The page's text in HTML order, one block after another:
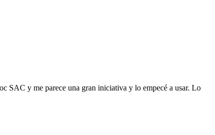
SAC y me parece una gran iniciativa y lo empecé a usar. Lo